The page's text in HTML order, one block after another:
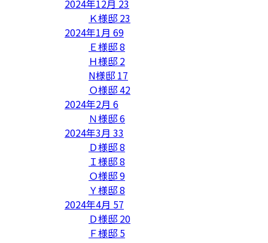
2024年12月 23
Ｋ様邸 23
2024年1月 69
Ｅ様邸8
Ｈ様邸 2
N様邸 17
Ｏ様邸42
2024年2月 6
Ｎ様邸6
2024年3月 33
Ｄ様邸8
Ｉ様邸8
Ｏ様邸9
Ｙ様邸8
2024年4月 57
Ｄ様邸 20
Ｆ様邸 5